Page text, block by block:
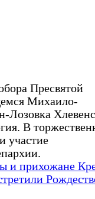
Пресвятой
Михаило-
Лозовка
В
участие
и прихожане